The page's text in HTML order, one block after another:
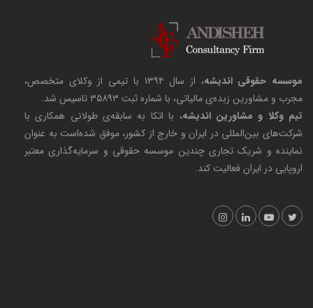
موسسه حقوقی اندیشه
، از سال ۱۳۹۴ با تیمی از وکلای متخصص،
مجرب و مشاورین زبده‌ی مالیاتی، با شماره ثبت ۳۵۸۹۳ تاسیس شد.
تیم وکلا و مشاورین اندیشه، با اتکا به سابقه‌ی طولانی همکاری با
شرکت‌های بین‌المللی در ایران و خارج از کشور، موفق شده‌است به عنوان
نماینده و شریک تجاری چندین موسسه حقوقی و سرمایه‌گذاری معتبر
اروپایی در ایران فعالیت کند.